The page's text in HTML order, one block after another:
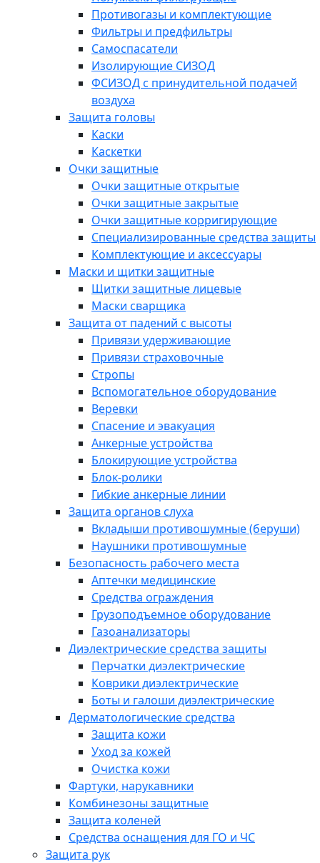
Противогазы и комплектующие
Фильтры и предфильтры
Самоспасатели
Изолирующие СИЗОД
ФСИЗОД с принудительной подачей
воздуха
Защита головы
Каски
Каскетки
Очки защитные
Очки защитные открытые
Очки защитные закрытые
Очки защитные корригирующие
Специализированные средства защиты
Комплектующие и аксессуары
Маски и щитки защитные
Щитки защитные лицевые
Маски сварщика
Защита от падений с высоты
Привязи удерживающие
Привязи страховочные
Стропы
Вспомогательное оборудование
Веревки
Спасение и эвакуация
Анкерные устройства
Блокирующие устройства
Блок-ролики
Гибкие анкерные линии
Защита органов слуха
Вкладыши противошумные (беруши)
Наушники противошумные
Безопасность рабочего места
Аптечки медицинские
Средства ограждения
Грузоподъемное оборудование
Газоанализаторы
Диэлектрические средства защиты
Перчатки диэлектрические
Коврики диэлектрические
Боты и галоши диэлектрические
Дерматологические средства
Защита кожи
Уход за кожей
Очистка кожи
Фартуки, нарукавники
Комбинезоны защитные
Защита коленей
Средства оснащения для ГО и ЧС
Защита рук